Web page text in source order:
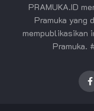
PRAMUKA.ID
Pramuka yang
mempublikasikan
Pramuka.